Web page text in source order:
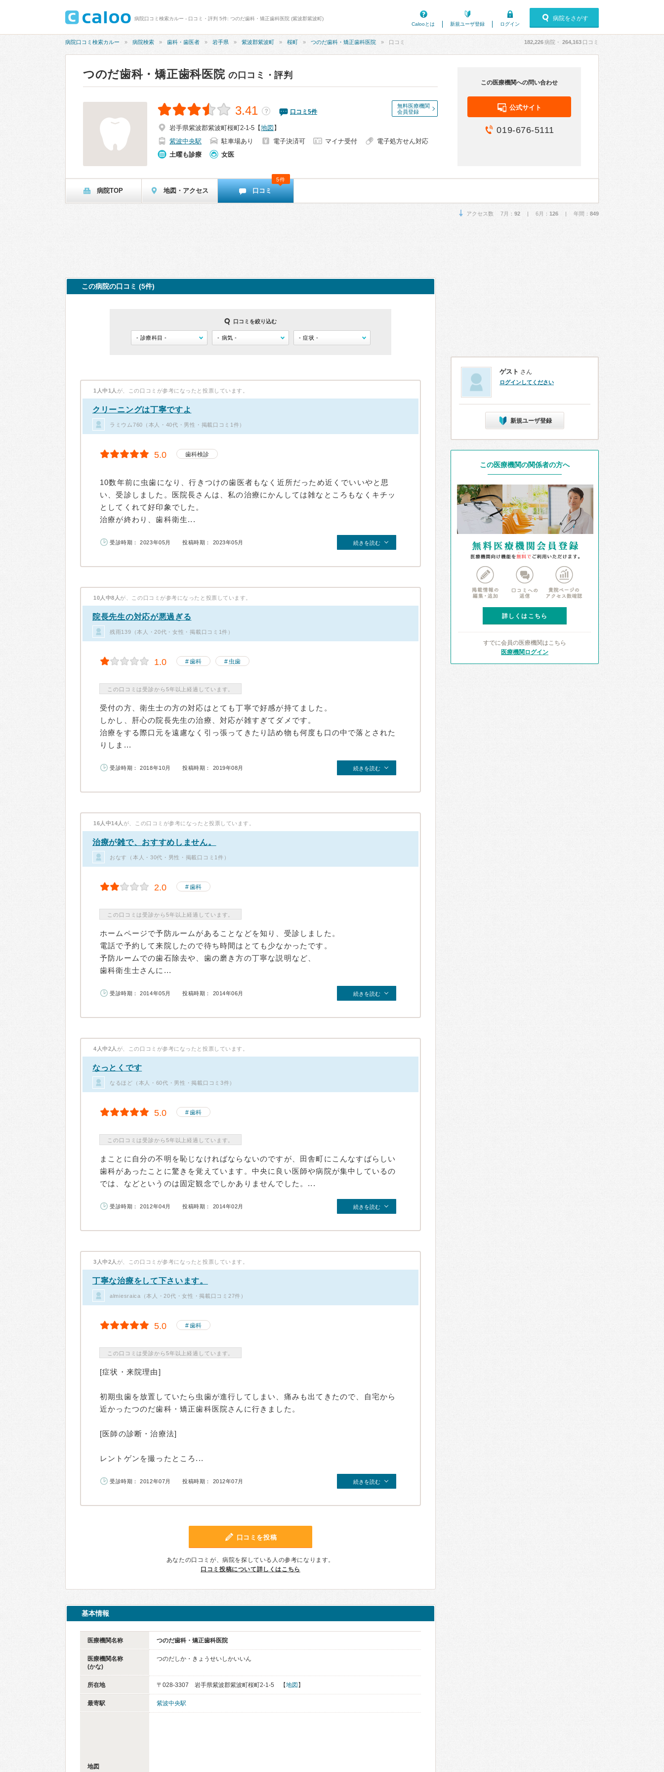
病院口コミ検索カルー - 口コミ・評判 5件: つのだ歯科・矯正歯科医院 (紫波郡紫波町)
Calooとは
新規ユーザ登録 ログイン
病院をさがす
病院口コミ検索カルー 病院検索 歯科・歯医者 岩手県 紫波郡紫波町 桜町 つのだ歯科・矯正歯科医院 口コミ 182,226病院・ 264,163 口コミ
つのだ歯科・矯正歯科医院 の口コミ・評判
無料医療機関
会員登録
3.41 ？ 口コミ 5件
岩手県紫波郡紫波町桜町2-1-5 【地図 】
紫波中央駅
駐車場あり 電子決済可 マイナ受付
電子処方せん対応
土曜も診療
女医
この医療機関への問い合わせ
公式サイト
019-676-5111
病院TOP 地図・アクセス 口コミ
5件
アクセス数 7月： 92 | 6月： 126 | 年間： 849
この病院の口コミ (5件)
口コミを絞り込む
1人中1人 が、この口コミが参考になったと投票しています。
クリーニングは丁寧ですよ
ラミウム760（本人・40代・男性・掲載口コミ1件）
5.0 歯科検診
10数年前に虫歯になり、行きつけの歯医者もなく近所だっため近くでいいやと思
い、受診しました。医院長さんは、私の治療にかんしては雑なところもなくキチッ
としてくれて好印象でした。
治療が終わり、歯科衛生...
受診時期： 2023年05月 投稿時期： 2023年05月 続きを読む
10人中8人 が、この口コミが参考になったと投票しています。
院長先生の対応が悪過ぎる
残雨139（本人・20代・女性・掲載口コミ1件）
1.0 歯科 虫歯
この口コミは受診から5年以上経過しています。
受付の方、衛生士の方の対応はとても丁寧で好感が持てました。
しかし、肝心の院長先生の治療、対応が雑すぎてダメです。
治療をする際口元を遠慮なく引っ張ってきたり詰め物も何度も口の中で落とされた
りしま...
受診時期： 2018年10月 投稿時期： 2019年08月 続きを読む
16人中14人 が、この口コミが参考になったと投票しています。
治療が雑で、おすすめしません。
おなす（本人・30代・男性・掲載口コミ1件）
2.0 歯科
この口コミは受診から5年以上経過しています。
ホームページで予防ルームがあることなどを知り、受診しました。
電話で予約して来院したので待ち時間はとても少なかったです。
予防ルームでの歯石除去や、歯の磨き方の丁寧な説明など、
歯科衛生士さんに...
受診時期： 2014年05月 投稿時期： 2014年06月 続きを読む
4人中2人 が、この口コミが参考になったと投票しています。
なっとくです
なるほど（本人・60代・男性・掲載口コミ3件）
5.0 歯科
この口コミは受診から5年以上経過しています。
まことに自分の不明を恥じなければならないのですが、田舎町にこんなすばらしい
歯科があったことに驚きを覚えています。中央に良い医師や病院が集中しているの
では、などというのは固定観念でしかありませんでした。...
受診時期： 2012年04月 投稿時期： 2014年02月 続きを読む
3人中2人 が、この口コミが参考になったと投票しています。
丁寧な治療をして下さいます。
almiesraica（本人・20代・女性・掲載口コミ27件）
5.0 歯科
この口コミは受診から5年以上経過しています。
[症状・来院理由]
初期虫歯を放置していたら虫歯が進行してしまい、痛みも出てきたので、自宅から
近かったつのだ歯科・矯正歯科医院さんに行きました。
[医師の診断・治療法]
レントゲンを撮ったところ...
受診時期： 2012年07月 投稿時期： 2012年07月 続きを読む
口コミを投稿
あなたの口コミが、病院を探している人の参考になります。
口コミ投稿について詳しくはこちら
基本情報
医療機関名称 つのだ歯科・矯正歯科医院
医療機関名称
(かな)
つのだしか・きょうせいしかいいん
所在地 〒028-3307 岩手県紫波郡紫波町桜町2-1-5 【地図 】
最寄駅 紫波中央駅
地図
ゲスト さん
ログインしてください
新規ユーザ登録
この医療機関の関係者の方へ
詳しくはこちら
すでに会員の医療機関はこちら
医療機関ログイン